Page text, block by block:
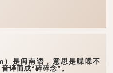
是闽南语，意思是喋喋不
译而成“碎碎念”。